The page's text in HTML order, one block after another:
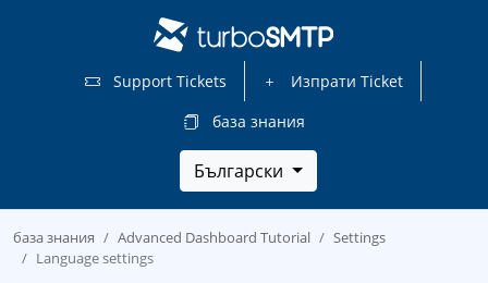
Support Tickets
Изпрати Ticket
база знания
Български
база знания Advanced Dashboard Tutorial
Settings
Language settings